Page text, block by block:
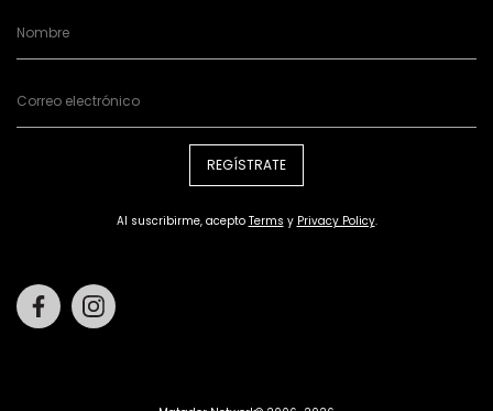
REGÍSTRATE
Al suscribirme, acepto Terms y Privacy Policy.
Facebook